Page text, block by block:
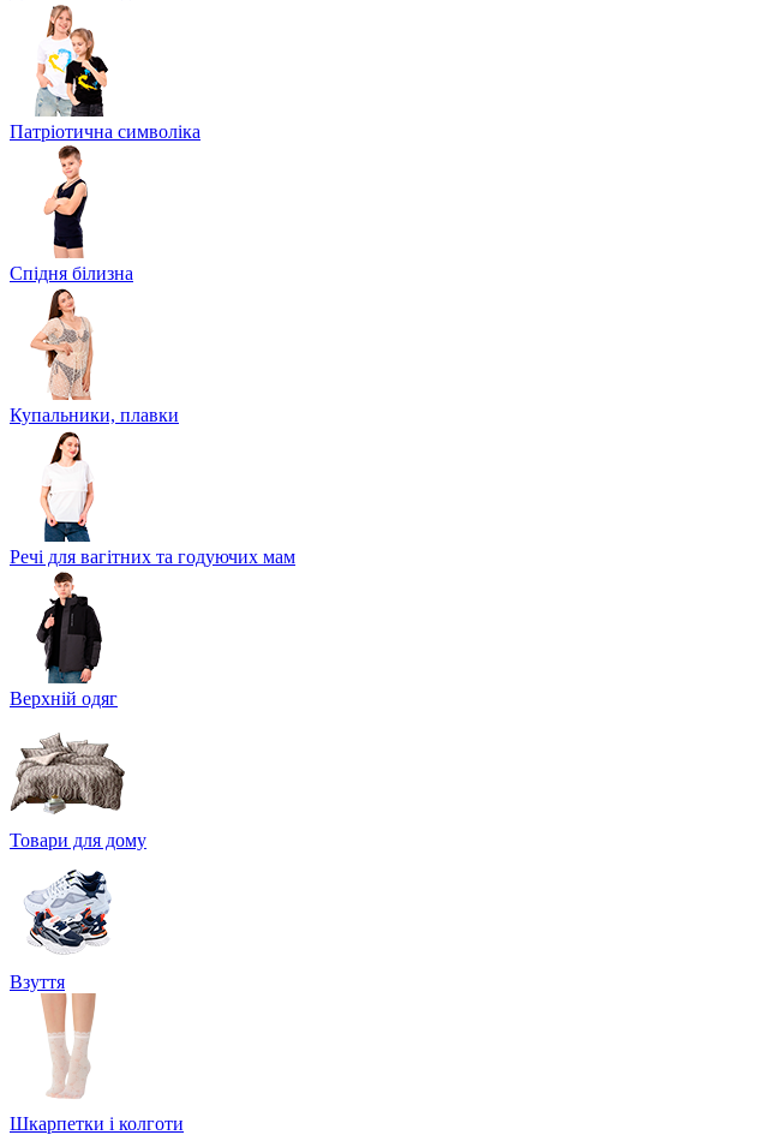
Патріотична символіка
Спідня білизна
Купальники, плавки
Речі для вагітних та годуючих мам
Верхній одяг
Товари для дому
Взуття
Шкарпетки і колготи